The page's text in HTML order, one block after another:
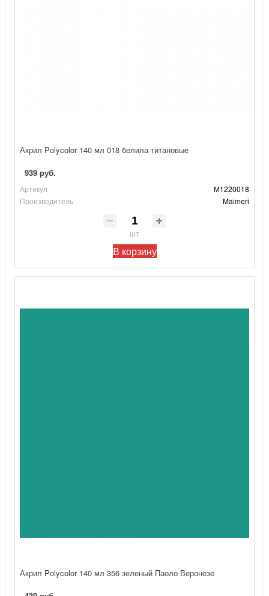
Акрил Polycolor 140 мл 018 белила титановые
939 руб.
Артикул
М1220018
Производитель
Maimeri
шт
В корзину
Акрил Polycolor 140 мл 356 зеленый Паоло Веронезе